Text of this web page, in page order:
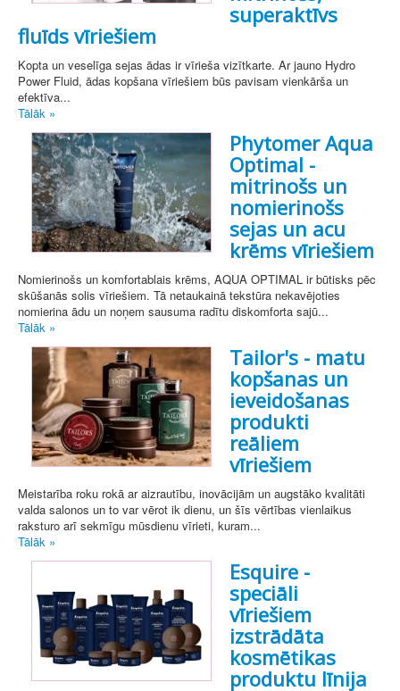
superaktīvs
fluīds vīriešiem
Kopta un veselīga sejas ādas ir vīrieša vizītkarte. Ar jauno Hydro
Power Fluid, ādas kopšana vīriešiem būs pavisam vienkārša un
efektīva...
Tālāk »
Phytomer Aqua
Optimal -
mitrinošs un
nomierinošs
sejas un acu
krēms vīriešiem
Nomierinošs un komfortablais krēms, AQUA OPTIMAL ir būtisks pēc
skūšanās solis vīriešiem. Tā netaukainā tekstūra nekavējoties
nomierina ādu un noņem sausuma radītu diskomforta sajū...
Tālāk »
Tailor's - matu
kopšanas un
ieveidošanas
produkti
reāliem
vīriešiem
Meistarība roku rokā ar aizrautību, inovācijām un augstāko kvalitāti
valda salonos un to var vērot ik dienu, un šīs vērtības vienlaikus
raksturo arī sekmīgu mūsdienu vīrieti, kuram...
Tālāk »
Esquire -
speciāli
vīriešiem
izstrādāta
kosmētikas
produktu līnija